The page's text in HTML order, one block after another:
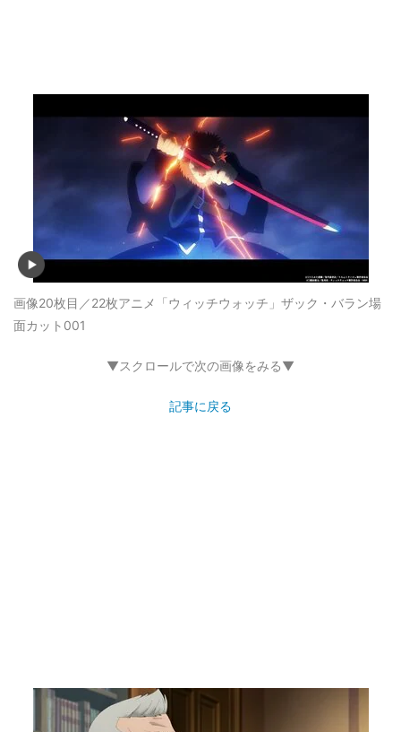
画像20枚目／22枚アニメ「ウィッチウォッチ」ザック・バラン場
面カット001
▼スクロールで次の画像をみる▼
記事に戻る